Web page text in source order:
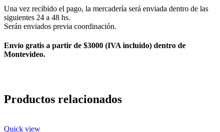
Una vez recibido el pago, la mercadería será enviada dentro de las
siguientes 24 a 48 hs.
Serán enviados previa coordinación.
Envío gratis a partir de $3000 (IVA incluido) dentro de
Montevideo.
Productos relacionados
Quick view